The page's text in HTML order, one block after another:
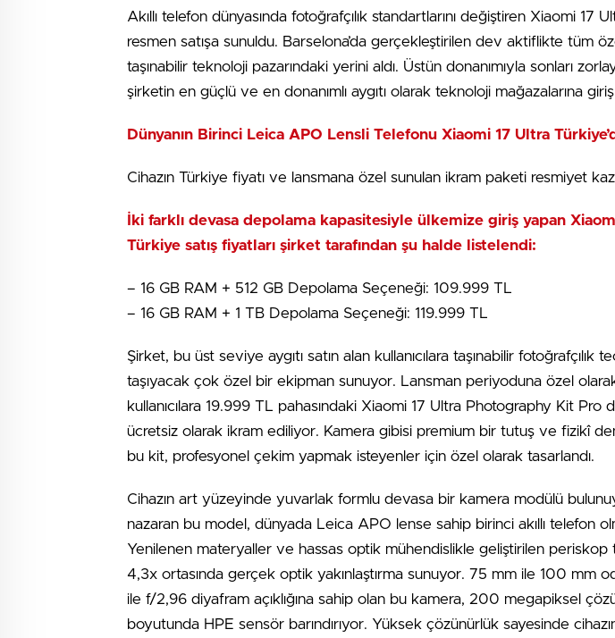
Akıllı telefon dünyasında fotoğrafçılık standartlarını değiştiren Xiaomi 17
resmen satışa sunuldu. Barselona’da gerçekleştirilen dev aktiflikte tüm
taşınabilir teknoloji pazarındaki yerini aldı. Üstün donanımıyla sonları
şirketin en güçlü ve en donanımlı aygıtı olarak teknoloji mağazalarına giriş
Dünyanın Birinci Leica APO Lensli Telefonu Xiaomi 17 Ultra
Cihazın Türkiye fiyatı ve lansmana özel sunulan ikram paketi resmiyet
İki farklı devasa depolama kapasitesiyle ülkemize giriş yapan
Türkiye satış fiyatları şirket tarafından şu halde listelendi:
– 16 GB RAM + 512 GB Depolama Seçeneği: 109.999 TL
– 16 GB RAM + 1 TB Depolama Seçeneği: 119.999 TL
Şirket, bu üst seviye aygıtı satın alan kullanıcılara taşınabilir fotoğrafçılık
taşıyacak çok özel bir ekipman sunuyor. Lansman periyoduna özel
kullanıcılara 19.999 TL pahasındaki Xiaomi 17 Ultra Photography Kit Pro
ücretsiz olarak ikram ediliyor. Kamera gibisi premium bir tutuş ve fizikî
bu kit, profesyonel çekim yapmak isteyenler için özel olarak tasarlandı.
Cihazın art yüzeyinde yuvarlak formlu devasa bir kamera modülü
nazaran bu model, dünyada Leica APO lense sahip birinci akıllı telefon
Yenilenen materyaller ve hassas optik mühendislikle geliştirilen periskop
4,3x ortasında gerçek optik yakınlaştırma sunuyor. 75 mm ile 100 mm
ile f/2,96 diyafram açıklığına sahip olan bu kamera, 200 megapiksel
boyutunda HPE sensör barındırıyor. Yüksek çözünürlük sayesinde